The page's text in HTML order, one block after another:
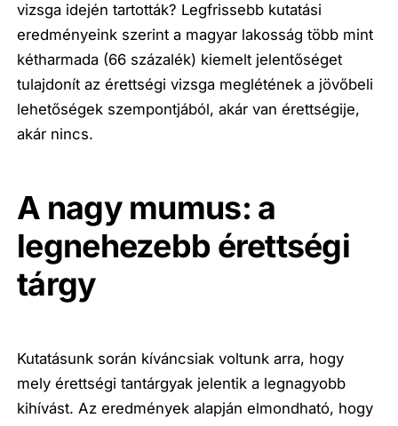
vizsga idején tartották? Legfrissebb kutatási
eredményeink szerint a magyar lakosság több mint
kétharmada (66 százalék) kiemelt jelentőséget
tulajdonít az érettségi vizsga meglétének a jövőbeli
lehetőségek szempontjából, akár van érettségije,
akár nincs.
A nagy mumus: a
legnehezebb érettségi
tárgy
Kutatásunk során kíváncsiak voltunk arra, hogy
mely érettségi tantárgyak jelentik a legnagyobb
kihívást. Az eredmények alapján elmondható, hogy